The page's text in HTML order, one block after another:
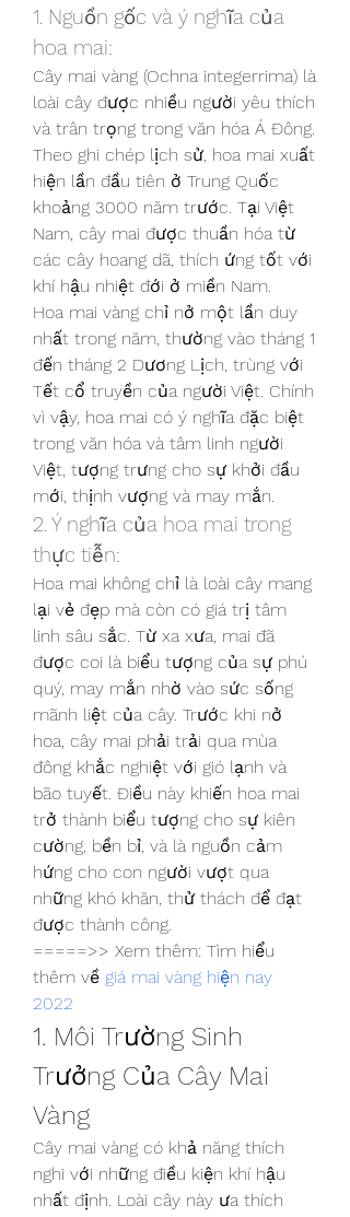
1. Nguồn gốc và ý nghĩa của
hoa mai:
Cây mai vàng (Ochna integerrima) là
loài cây được nhiều người yêu thích
và trân trọng trong văn hóa Á Đông.
Theo ghi chép lịch sử, hoa mai xuất
hiện lần đầu tiên ở Trung Quốc
khoảng 3000 năm trước. Tại Việt
Nam, cây mai được thuần hóa từ
các cây hoang dã, thích ứng tốt với
khí hậu nhiệt đới ở miền Nam.
Hoa mai vàng chỉ nở một lần duy
nhất trong năm, thường vào tháng 1
đến tháng 2 Dương Lịch, trùng với
Tết cổ truyền của người Việt. Chính
vì vậy, hoa mai có ý nghĩa đặc biệt
trong văn hóa và tâm linh người
Việt, tượng trưng cho sự khởi đầu
mới, thịnh vượng và may mắn.
2. Ý nghĩa của hoa mai trong
thực tiễn:
Hoa mai không chỉ là loài cây mang
lại vẻ đẹp mà còn có giá trị tâm
linh sâu sắc. Từ xa xưa, mai đã
được coi là biểu tượng của sự phú
quý, may mắn nhờ vào sức sống
mãnh liệt của cây. Trước khi nở
hoa, cây mai phải trải qua mùa
đông khắc nghiệt với gió lạnh và
bão tuyết. Điều này khiến hoa mai
trở thành biểu tượng cho sự kiên
cường, bền bỉ, và là nguồn cảm
hứng cho con người vượt qua
những khó khăn, thử thách để đạt
được thành công.
=====>> Xem thêm: Tìm hiểu
thêm về giá mai vàng hiện nay
2022
1. Môi Trường Sinh
Trưởng Của Cây Mai
Vàng
Cây mai vàng có khả năng thích
nghi với những điều kiện khí hậu
nhất định. Loài cây này ưa thích